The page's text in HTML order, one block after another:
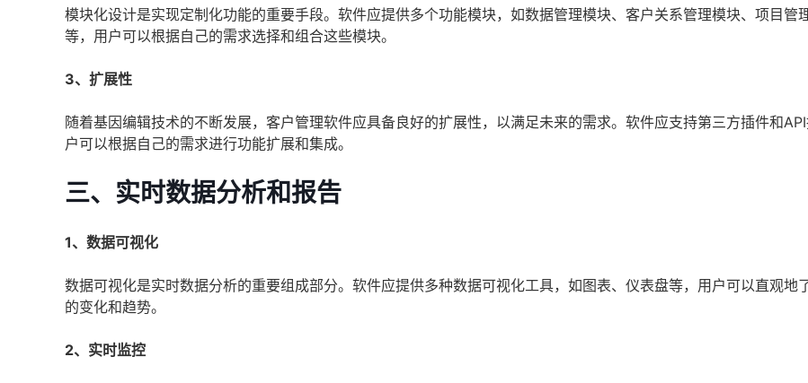
模块化设计是实现定制化功能的重要手段。软件应提供多个功能模块，如数据管理模块、客户关系管理模块、项目管
等，用户可以根据自己的需求选择和组合这些模块。
3、扩展性
随着基因编辑技术的不断发展，客户管理软件应具备良好的扩展性，以满足未来的需求。软件应支持第三方插件和
户可以根据自己的需求进行功能扩展和集成。
三、实时数据分析和报告
1、数据可视化
数据可视化是实时数据分析的重要组成部分。软件应提供多种数据可视化工具，如图表、仪表盘等，用户可以直观地
的变化和趋势。
2、实时监控